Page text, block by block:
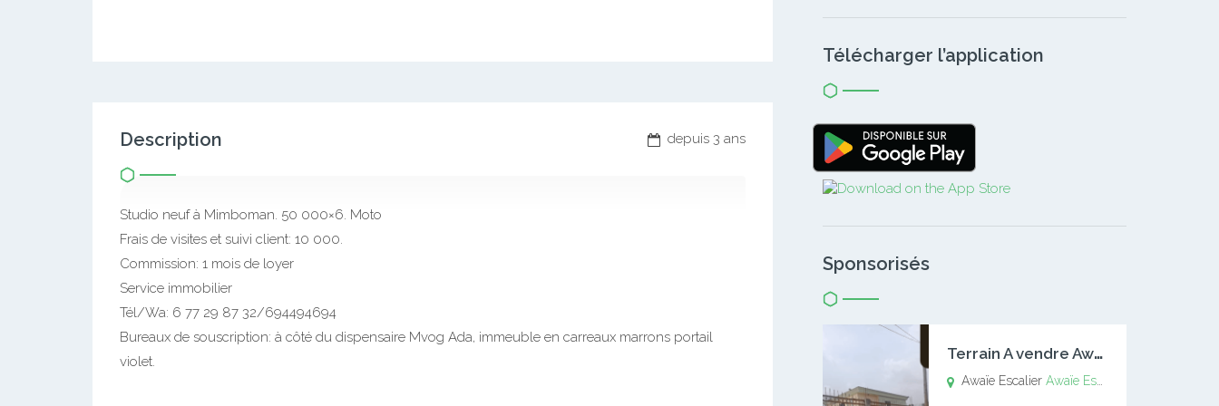
depuis 3 ans
Description
Studio neuf à Mimboman. 50 000×6. Moto
Frais de visites et suivi client: 10 000.
Commission: 1 mois de loyer
Service immobilier
Tél/Wa: 6 77 29 87 32/694494694
Bureaux de souscription: à côté du dispensaire Mvog Ada, immeuble en carreaux marrons portail
violet.
Télécharger l’application
Sponsorisés
T
errain A vendre Awaïe Escalier
Awaïe EscalierAwaïe Escalier